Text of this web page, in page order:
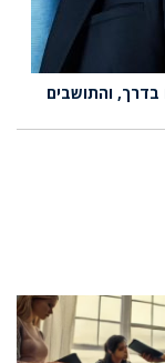
והתושבים